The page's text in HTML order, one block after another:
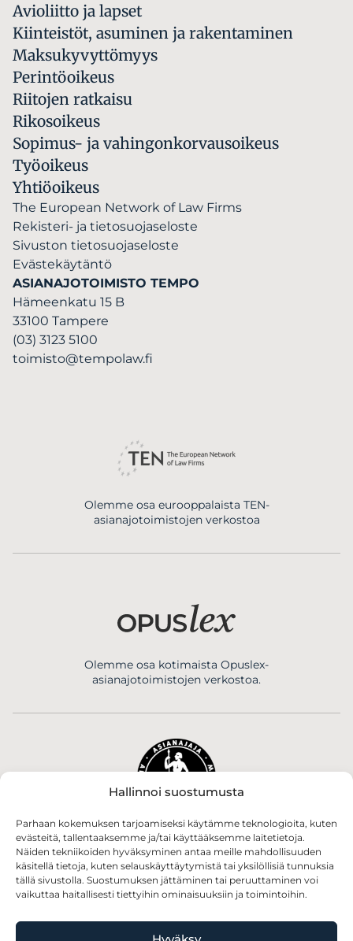
Hallinnoi suostumusta
Parhaan kokemuksen tarjoamiseksi käytämme teknologioita, kuten
evästeitä, tallentaaksemme ja/tai käyttääksemme laitetietoja.
Näiden tekniikoiden hyväksyminen antaa meille mahdollisuuden
käsitellä tietoja, kuten selauskäyttäytymistä tai yksilöllisiä tunnuksia
tällä sivustolla. Suostumuksen jättäminen tai peruuttaminen voi
vaikuttaa haitallisesti tiettyihin ominaisuuksiin ja toimintoihin.
Avioliitto ja lapset
Kiinteistöt, asuminen ja rakentaminen
Maksukyvyttömyys
Perintöoikeus
Riitojen ratkaisu
Rikosoikeus
Sopimus- ja vahingonkorvausoikeus
Työoikeus
Yhtiöoikeus
The European Network of Law Firms
Rekisteri- ja tietosuojaseloste
Sivuston tietosuojaseloste
Evästekäytäntö
ASIANAJOTOIMISTO TEMPO
Hämeenkatu 15 B
33100 Tampere
(03) 3123 5100
toimisto@tempolaw.fi
Olemme osa eurooppalaista TEN-
asianajotoimistojen verkostoa
Olemme osa kotimaista Opuslex-
asianajotoimistojen verkostoa.
Toimistomme asianajajat kuuluvat Suomen
Asianajajiin.